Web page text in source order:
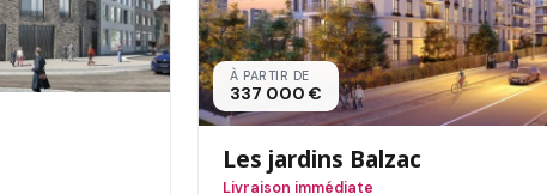
À PARTIR DE
337 000 €
Les jardins Balzac
Livraison immédiate